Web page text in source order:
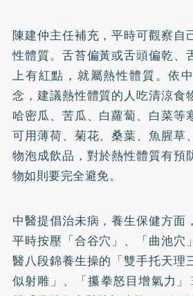
陳建仲主任補充，平時可觀察自
性體質。舌苔偏黃或舌頭偏乾、
上有紅點，就屬熱性體質。依
念，建議熱性體質的人吃清涼食
哈密瓜、苦瓜、白蘿蔔、白菜等
可用薄荷、菊花、桑葉、魚腥草
物泡成飲品，對於熱性體質有預
物如則要完全避免。
中醫提倡治未病，養生保健方面
平時按壓「合谷穴」、「曲池穴
醫八段錦養生操的「雙手托天理
似射雕」、「攥拳怒目增氣力